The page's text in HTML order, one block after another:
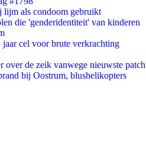
lijm als condoom gebruikt
die 'genderidentiteit' van kinderen
cel voor brute verkrachting
over de zeik vanwege nieuwste patch
bij Oostrum, blushelikopters